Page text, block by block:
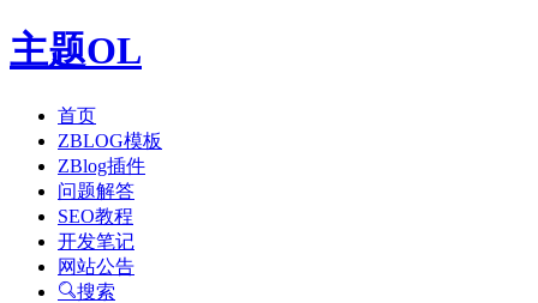
主题OL
首页
ZBLOG模板
ZBlog插件
问题解答
SEO教程
开发笔记
网站公告
搜索